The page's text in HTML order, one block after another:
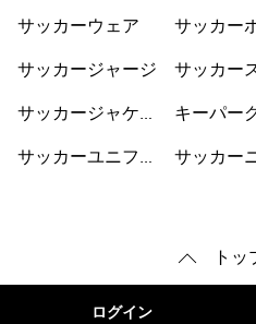
サッカーウェア
サッカージャージ
サッカージャケッ
サッカーユニフォ
サッカー
サッカー
キーパー
サッカー
トッ
ログイン